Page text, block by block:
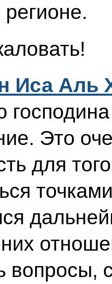
Иса Аль
Это
для
вопросы,